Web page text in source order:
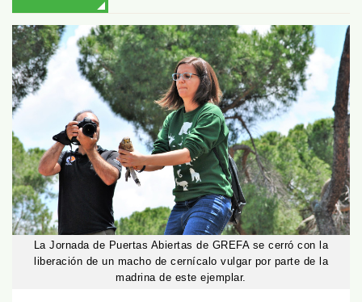
La Jornada de Puertas Abiertas de GREFA se cerró con la
liberación de un macho de cernícalo vulgar por parte de la
madrina de este ejemplar.